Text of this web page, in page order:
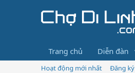
Trang chủ Diễn đàn
Hoạt động mới nhất
Đăng ký